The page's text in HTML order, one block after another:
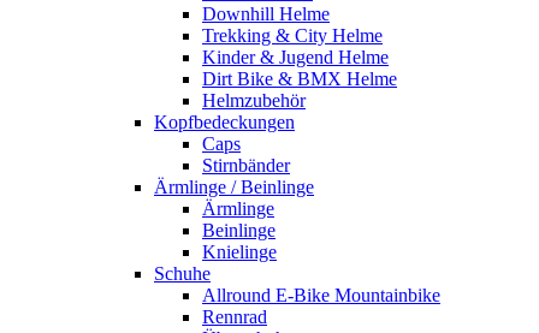
Downhill Helme
Trekking & City Helme
Kinder & Jugend Helme
Dirt Bike & BMX Helme
Helmzubehör
Kopfbedeckungen
Caps
Stirnbänder
Ärmlinge / Beinlinge
Ärmlinge
Beinlinge
Knielinge
Schuhe
Allround E-Bike Mountainbike
Rennrad